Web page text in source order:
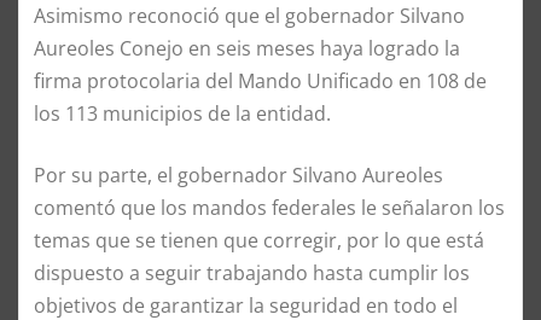
Asimismo reconoció que el gobernador Silvano
Aureoles Conejo en seis meses haya logrado la
firma protocolaria del Mando Unificado en 108 de
los 113 municipios de la entidad.
Por su parte, el gobernador Silvano Aureoles
comentó que los mandos federales le señalaron los
temas que se tienen que corregir, por lo que está
dispuesto a seguir trabajando hasta cumplir los
objetivos de garantizar la seguridad en todo el